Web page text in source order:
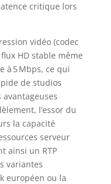
critique lors
vidéo (codec
HD stable même
à 5 Mbps, ce qui
de studios
l’essor du
la capacité
serveur
ainsi un RTP
variantes
européen ou la